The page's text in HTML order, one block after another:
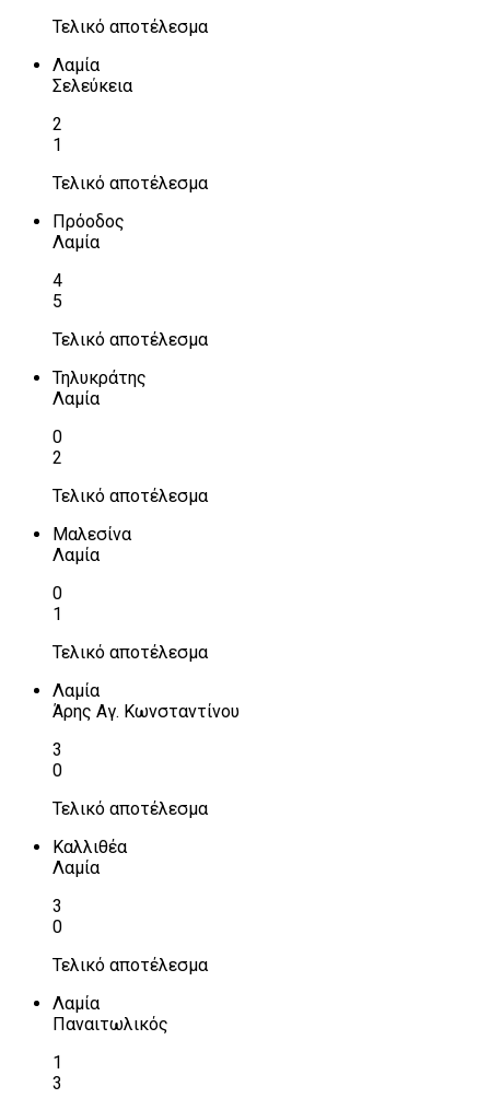
Τελικό αποτέλεσμα
Λαμία
Σελεύκεια
2
1
Τελικό αποτέλεσμα
Πρόοδος
Λαμία
4
5
Τελικό αποτέλεσμα
Τηλυκράτης
Λαμία
0
2
Τελικό αποτέλεσμα
Μαλεσίνα
Λαμία
0
1
Τελικό αποτέλεσμα
Λαμία
Άρης Αγ. Κωνσταντίνου
3
0
Τελικό αποτέλεσμα
Καλλιθέα
Λαμία
3
0
Τελικό αποτέλεσμα
Λαμία
Παναιτωλικός
1
3